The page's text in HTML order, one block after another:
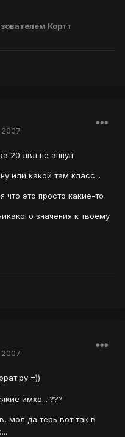
Кортт
20 лвл не апнул
или какой там класс...
что это просто какие-то
значения к твоему
=))
имхо... ???
мол да терь вот так в